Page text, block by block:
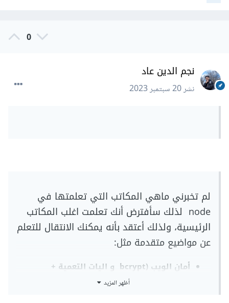
0
نجم الدين عاد
نشر20 سبتمبر 2023
لم تخبرني ماهي المكاتب التي تعلمتها في
node لذلك سأفترض أنك تعلمت اغلب المكاتب
الرئيسية، ولذلك أعتقد بأنه يمكنك الانتقال للتعلم
عن مواضيع متقدمة مثل:
أمان الويب (bcrypt و اليات التعمية +
أساسيات https و cors و سياسة أمن المحتوىأظهر المزيد